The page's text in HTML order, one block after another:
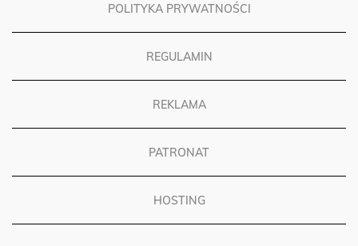
POLITYKA PRYWATNOŚCI
REGULAMIN
REKLAMA
PATRONAT
HOSTING